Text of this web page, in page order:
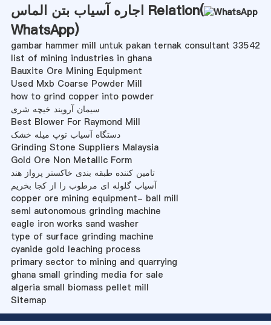
اجاره آسیاب بتن الماس Relation(
WhatsApp)
gambar hammer mill untuk pakan ternak consultant 33542
list of mining industries in ghana
Bauxite Ore Mining Equipment
Used Mxb Coarse Powder Mill
how to grind copper into powder
سیمان آرویند خیچه شری
Best Blower For Raymond Mill
دستگاه آسیاب توپ میله خشک
Grinding Stone Suppliers Malaysia
Gold Ore Non Metallic Form
تامین کننده طبقه بندی خاکستر پرواز هند
آسیاب گلوله ای مرطوب را از کجا بخریم
copper ore mining equipment- ball mill
semi autonomous grinding machine
eagle iron works sand washer
type of surface grinding machine
cyanide gold leaching process
primary sector to mining and quarrying
ghana small grinding media for sale
algeria small biomass pellet mill
Sitemap